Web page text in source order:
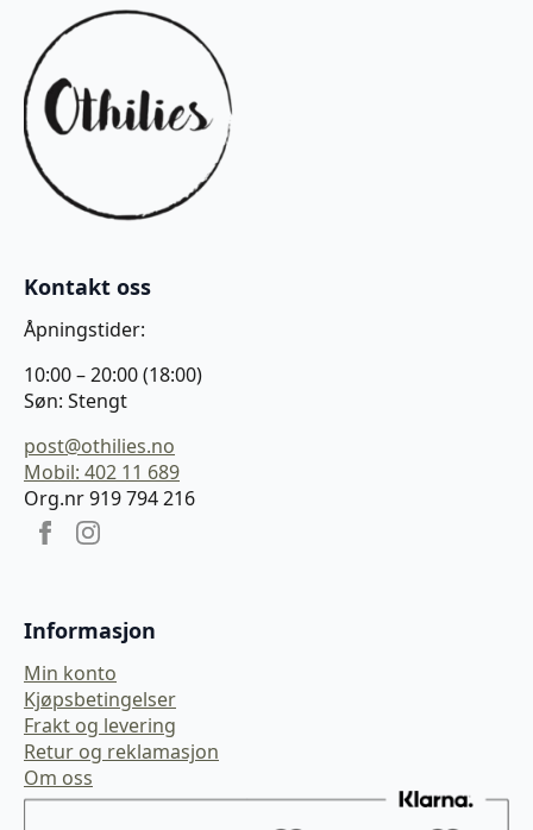
Kontakt oss
Åpningstider:
10:00 – 20:00 (18:00)
Søn: Stengt
post@othilies.no
Mobil: 402 11 689
Org.nr 919 794 216
Informasjon
Min konto
Kjøpsbetingelser
Frakt og levering
Retur og reklamasjon
Om oss